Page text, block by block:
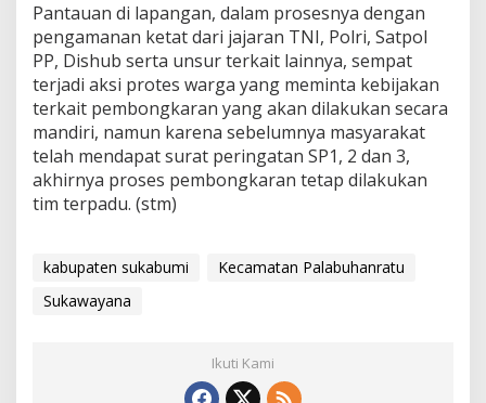
Pantauan di lapangan, dalam prosesnya dengan
pengamanan ketat dari jajaran TNI, Polri, Satpol
PP, Dishub serta unsur terkait lainnya, sempat
terjadi aksi protes warga yang meminta kebijakan
terkait pembongkaran yang akan dilakukan secara
mandiri, namun karena sebelumnya masyarakat
telah mendapat surat peringatan SP1, 2 dan 3,
akhirnya proses pembongkaran tetap dilakukan
tim terpadu. (stm)
kabupaten sukabumi
Kecamatan Palabuhanratu
Sukawayana
Ikuti Kami